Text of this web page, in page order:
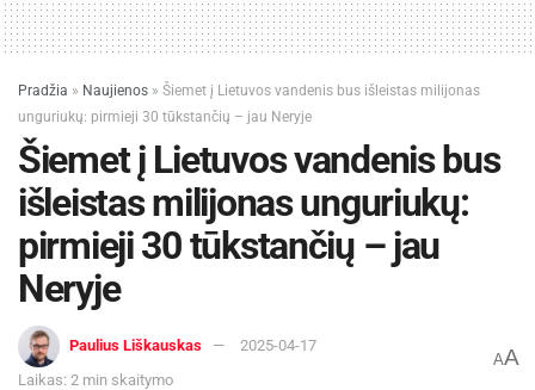
(MMA) nustatymas. MMA lygis padidėja, kai
organizmui stinga vitamino B12, todėl šis
patikimiausių.
Pradžia » Naujienos » Šiemet į Lietuvos vandenis bus išleistas milijonas
unguriukų: pirmieji 30 tūkstančių – jau Neryje
Šiemet į Lietuvos vandenis bus
išleistas milijonas unguriukų:
pirmieji 30 tūkstančių – jau
Neryje
Paulius Liškauskas
2025-04-17
Laikas: 2 min skaitymo
AA